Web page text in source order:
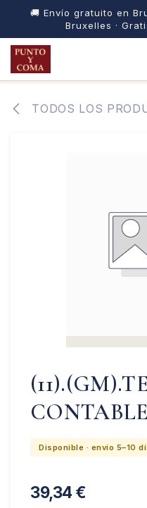
🚚 Envío gratuito en
Bruxelles ·
IR AL CONTENIDO
TODOS LOS
CONTABLE
Disponible · envío 5–10
39,34 €